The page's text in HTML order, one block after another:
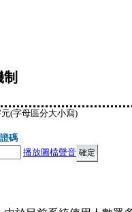
(字母區分大小寫)
碼
播放圖檔聲音